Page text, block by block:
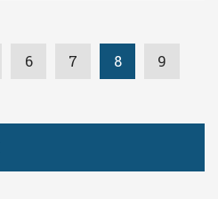
6 7 8
9